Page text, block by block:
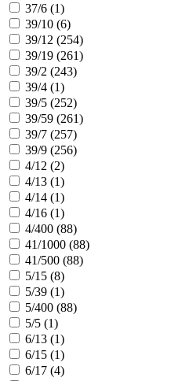
37/6 (1)
39/10 (6)
39/12 (254)
39/19 (261)
39/2 (243)
39/4 (1)
39/5 (252)
39/59 (261)
39/7 (257)
39/9 (256)
4/12 (2)
4/13 (1)
4/14 (1)
4/16 (1)
4/400 (88)
41/1000 (88)
41/500 (88)
5/15 (8)
5/39 (1)
5/400 (88)
5/5 (1)
6/13 (1)
6/15 (1)
6/17 (4)